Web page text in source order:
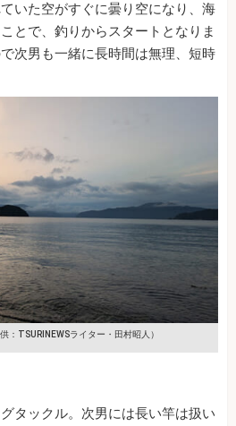
いた空がすぐに曇り空になり、海
とで、釣りからスタートとなりま
次男も一緒に長時間は無理、短時
供：TSURINEWSライター・田村昭人）
タックル。次男には長い竿は扱い